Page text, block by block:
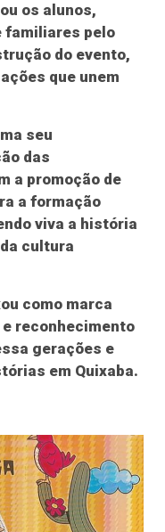
os alunos,
familiares pelo
do evento,
que unem
seu
das
a promoção de
a formação
viva a história
cultura
como marca
reconhecimento
gerações e
em Quixaba.